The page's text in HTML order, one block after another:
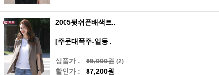
2005뒷쉬폰배색트..
[주문대폭주-일등..
상품가 : 99,000원 (2)
할인가 : 87,200원